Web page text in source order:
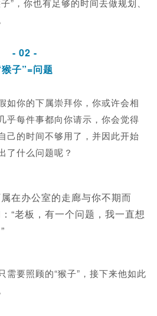
”，你也有足够的时间去做规划、
- 02 -
猴子”=问题
如你的下属崇拜你，你或许会相
乎每件事都向你请示，你会觉得
己的时间不够用了，并因此开始
了什么问题呢？
在办公室的走廊与你不期而
“老板，有一个问题，我一直想
需要照顾的“猴子”，接下来他如此